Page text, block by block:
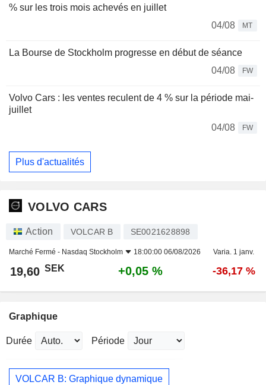
% sur les trois mois achevés en juillet
04/08
MT
La Bourse de Stockholm progresse en début de séance
04/08
FW
Volvo Cars : les ventes reculent de 4 % sur la période mai-
juillet
04/08
FW
Plus d'actualités
VOLVO CARS
Action VOLCAR B SE0021628898
Marché Fermé - Nasdaq Stockholm 18:00:00 06/08/2026 Varia. 1 janv.
19,60 SEK +0,05 % -36,17 %
Graphique
Durée Période
VOLCAR B: Graphique dynamique